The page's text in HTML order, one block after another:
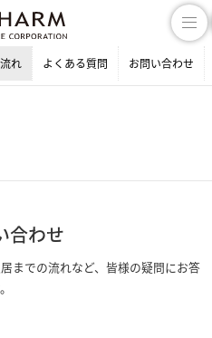
れ よくある質問 お問い合わせ
合わせ
までの流れなど、皆様の疑問にお答